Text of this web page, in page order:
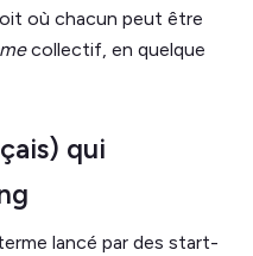
où chacun peut être
collectif, en quelque
qui
lancé par des start-